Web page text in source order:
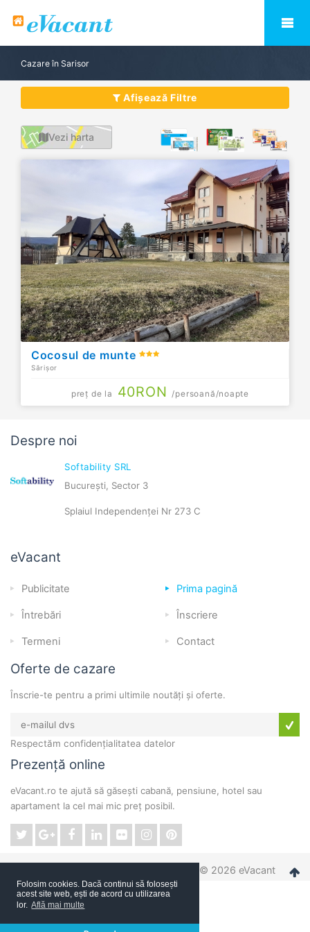
Folosim cookies. Dacă continui să folosești
acest site web, ești de acord cu utilizarea
lor. Află mai multe
Cazare în Sarisor
Afișează Filtre
Vezi harta
Cocosul de munte
Sărișor
preț de la 40RON /persoană/noapte
Despre noi
Softability SRL
București, Sector 3
Splaiul Independenței Nr 273 C
eVacant
Publicitate Prima pagină
Întrebări Înscriere
Termeni Contact
Oferte de cazare
Înscrie-te pentru a primi ultimile noutăți și oferte.
Respectăm confidențialitatea datelor
Prezență online
eVacant.ro te ajută să găsești cabană, pensiune, hotel sau
apartament la cel mai mic preț posibil.
© 2026 eVacant